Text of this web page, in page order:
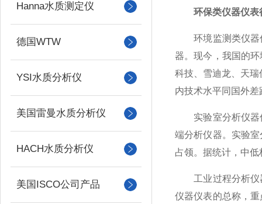
Hanna水质测定仪
德国WTW
YSI水质分析仪
美国雷曼水质分析仪
HACH水质分析仪
美国ISCO公司产品
环保类仪器仪表
环境监测类仪器仪
器。现今，我国的
科技、雪迪龙、天
内技术水平同国外
实验室分析仪器仪
端分析仪器。实验
占领。据统计，中
工业过程分析仪器
仪器仪表的总称，